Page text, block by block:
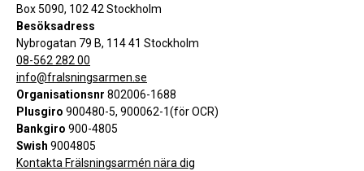
Box 5090, 102 42 Stockholm
Besöksadress
Nybrogatan 79 B, 114 41 Stockholm
08-562 282 00
info@fralsningsarmen.se
Organisationsnr 802006-1688
Plusgiro 900480-5, 900062-1(för OCR)
Bankgiro 900-4805
Swish 9004805
Kontakta Frälsningsarmén nära dig